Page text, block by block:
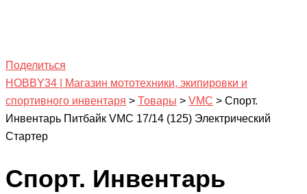
Поделиться
HOBBY34 | Магазин мототехники, экипировки и
спортивного инвентаря > Товары > VMC > Спорт.
Инвентарь Питбайк VMC 17/14 (125) Электрический
Стартер
Спорт. Инвентарь